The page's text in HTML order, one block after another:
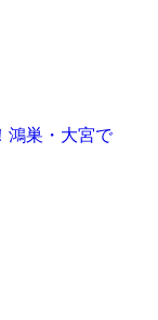
鴻巣・大宮で